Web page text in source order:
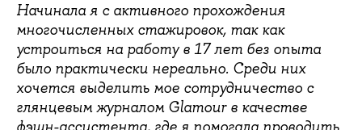
Начинала я с активного прохождения
многочисленных стажировок, так как
устроиться на работу в 17 лет без опыта
было практически нереально. Среди них
хочется выделить мое сотрудничество с
глянцевым журналом Glamour в качестве